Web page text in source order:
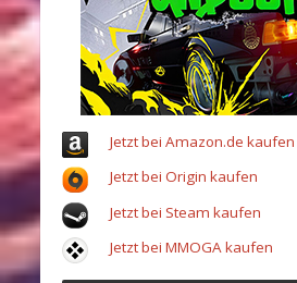
Jetzt bei Amazon.de kaufen
Jetzt bei Origin kaufen
Jetzt bei Steam kaufen
Jetzt bei MMOGA kaufen